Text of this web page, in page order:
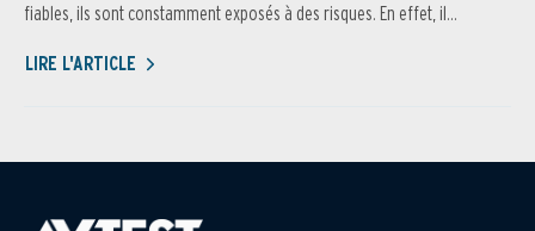
fiables, ils sont constamment exposés à des risques. En effet, il...
LIRE L'ARTICLE